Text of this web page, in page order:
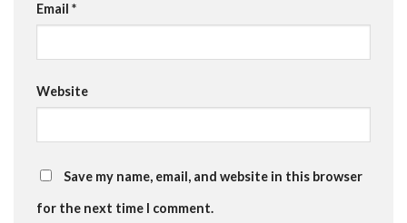
Email *
Website
Save my name, email, and website in this browser
for the next time I comment.